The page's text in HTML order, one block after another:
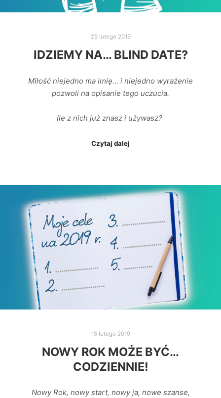
25 lutego 2019
IDZIEMY NA… BLIND DATE?
Miłość niejedno ma imię… i niejedno wyrażenie
pozwoli na opisanie tego uczucia.
Ile z nich już znasz i używasz?
Czytaj dalej
15 lutego 2019
NOWY ROK MOŻE BYĆ…
CODZIENNIE!
Nowy Rok, nowy start, nowy ja, nowe szanse,